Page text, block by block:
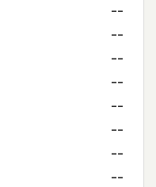
--
--
--
--
--
--
--
--